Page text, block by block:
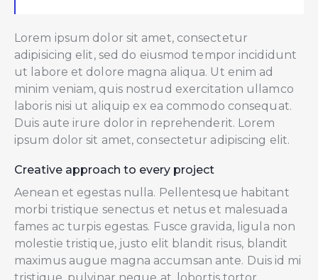
Lorem ipsum dolor sit amet, consectetur
adipisicing elit, sed do eiusmod tempor incididunt
ut labore et dolore magna aliqua. Ut enim ad
minim veniam, quis nostrud exercitation ullamco
laboris nisi ut aliquip ex ea commodo consequat.
Duis aute irure dolor in reprehenderit. Lorem
ipsum dolor sit amet, consectetur adipiscing elit.
Creative approach to every project
Aenean et egestas nulla. Pellentesque habitant
morbi tristique senectus et netus et malesuada
fames ac turpis egestas. Fusce gravida, ligula non
molestie tristique, justo elit blandit risus, blandit
maximus augue magna accumsan ante. Duis id mi